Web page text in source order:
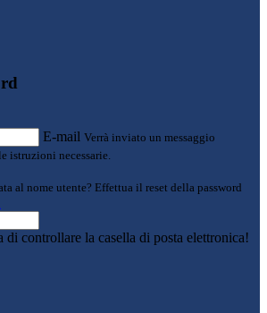
E-mail Verrà inviato un messaggio
istruzioni necessarie.
al nome utente? Effettua il reset della password
di controllare la casella di posta elettronica!